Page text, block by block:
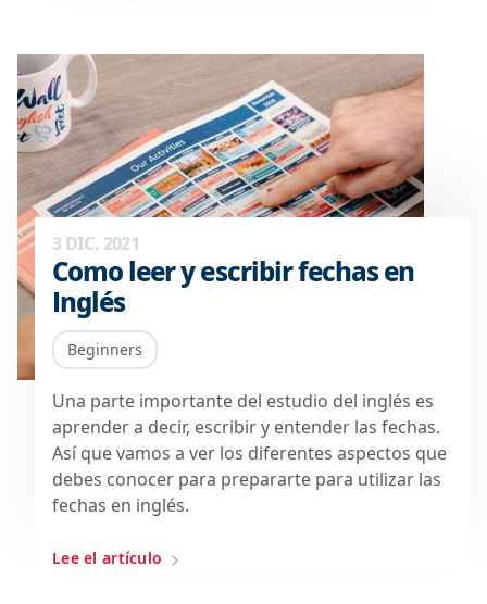
3 DIC. 2021
Como leer y escribir fechas en
Inglés
Beginners
Una parte importante del estudio del inglés es
aprender a decir, escribir y entender las fechas.
Así que vamos a ver los diferentes aspectos que
debes conocer para prepararte para utilizar las
fechas en inglés.
Lee el artículo